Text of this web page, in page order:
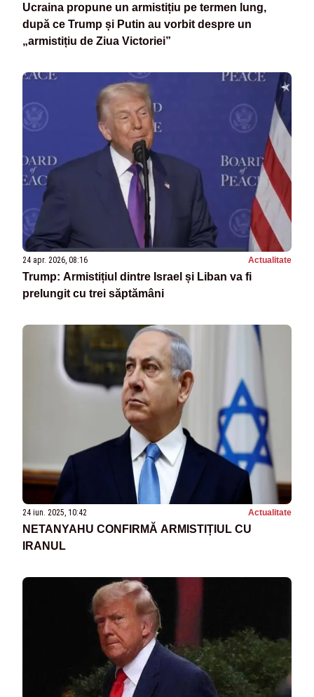
Ucraina propune un armistițiu pe termen lung,
după ce Trump și Putin au vorbit despre un
„armistițiu de Ziua Victoriei”
24 apr. 2026, 08:16 Actualitate
Trump: Armistițiul dintre Israel și Liban va fi
prelungit cu trei săptămâni
24 iun. 2025, 10:42 Actualitate
NETANYAHU CONFIRMĂ ARMISTIȚIUL CU
IRANUL